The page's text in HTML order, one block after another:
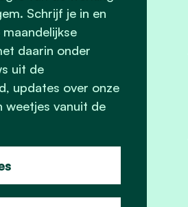
Schrijf je in en
daarin onder
uit de
updates over onze
weetjes vanuit de